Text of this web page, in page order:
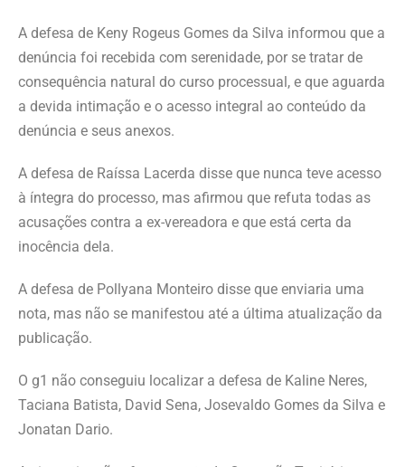
A defesa de Keny Rogeus Gomes da Silva informou que a
denúncia foi recebida com serenidade, por se tratar de
consequência natural do curso processual, e que aguarda
a devida intimação e o acesso integral ao conteúdo da
denúncia e seus anexos.
A defesa de Raíssa Lacerda disse que nunca teve acesso
à íntegra do processo, mas afirmou que refuta todas as
acusações contra a ex-vereadora e que está certa da
inocência dela.
A defesa de Pollyana Monteiro disse que enviaria uma
nota, mas não se manifestou até a última atualização da
publicação.
O g1 não conseguiu localizar a defesa de Kaline Neres,
Taciana Batista, David Sena, Josevaldo Gomes da Silva e
Jonatan Dario.